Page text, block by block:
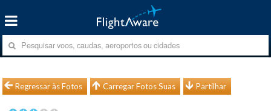
Regressar às Fotos Carregar Fotos Suas Partilhar